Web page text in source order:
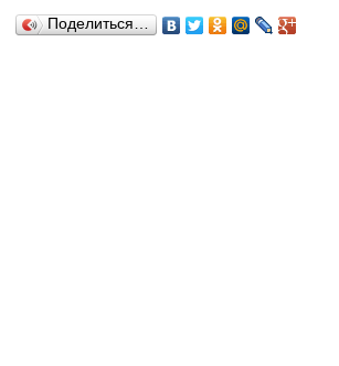
Поделиться…